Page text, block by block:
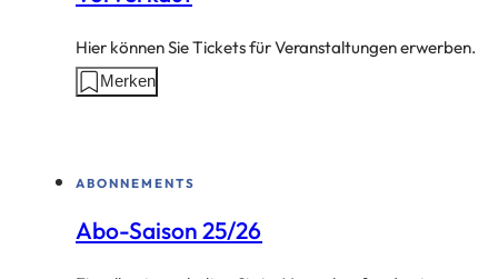
Hier können Sie Tickets für Veranstaltungen erwerben.
Aktionen
Merken
ABONNEMENTS
Abo-Saison 25/26